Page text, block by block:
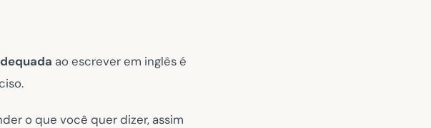
ao escrever em inglês é
o que você quer dizer, assim